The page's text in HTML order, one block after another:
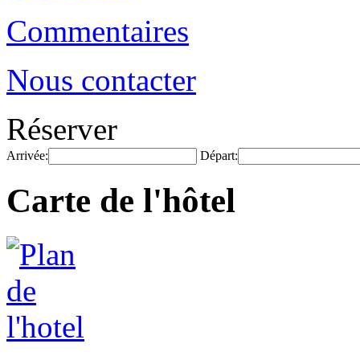
Commentaires
Nous contacter
Réserver
Arrivée: Départ:
Carte de l'hôtel